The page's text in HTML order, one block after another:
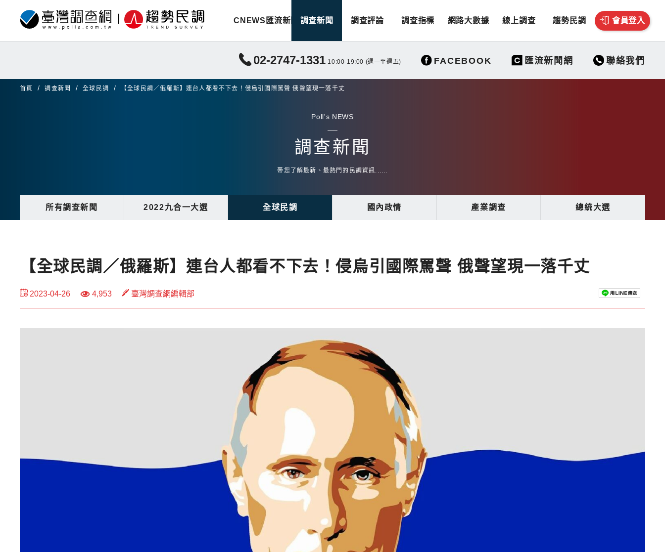
CNEWS匯流新聞 調查新聞 調查評論 調查指標 網路大數據 線上調查 趨勢民調 會員登入
02-2747-1331 10:00-19:00 (週一至週五) FACEBOOK 匯流新聞網 聯絡我們
首頁 調查新聞 全球民調 【全球民調／俄羅斯】連台人都看不下去！侵烏引國際罵聲 俄聲望現一落千丈
Poll's NEWS
調查新聞
帶您了解最新、最熱門的民調資訊......
所有調查新聞 2022九合一大選 全球民調 國內政情 產業調查 總統大選
【全球民調／俄羅斯】連台人都看不下去！侵烏引國際罵聲 俄聲望現一落千丈
2023-04-26 4,953 臺灣調查網編輯部